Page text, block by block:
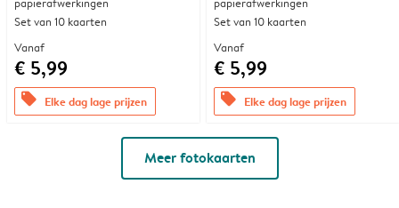
Set van 10 kaarten
Vanaf
€ 5,99
offers Elke dag lage prijzen
Set van 10 kaarten
Vanaf
€ 5,99
offers Elke dag lage prijzen
Meer fotokaarten